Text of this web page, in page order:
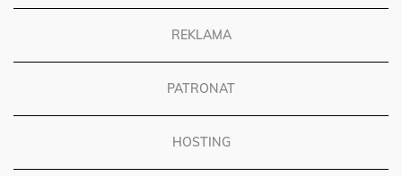
REKLAMA
PATRONAT
HOSTING